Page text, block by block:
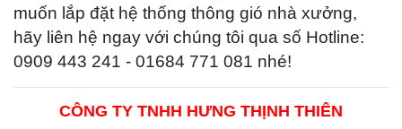
muốn lắp đặt hệ thống thông gió nhà xưởng,
hãy liên hệ ngay với chúng tôi qua số Hotline:
0909 443 241 - 01684 771 081 nhé!
CÔNG TY TNHH HƯNG THỊNH THIÊN